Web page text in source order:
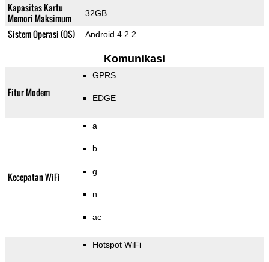
Kapasitas Kartu
Memori Maksimum
32GB
Sistem Operasi (OS) Android 4.2.2
Komunikasi
Fitur Modem
GPRS
EDGE
Kecepatan WiFi
a
b
g
n
ac
Hotspot WiFi